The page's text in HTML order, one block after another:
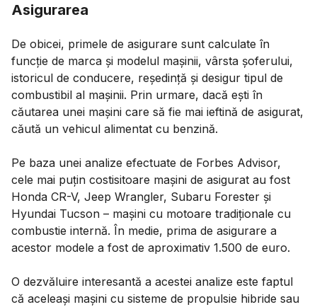
Asigurarea
De obicei, primele de asigurare sunt calculate în
funcție de marca și modelul mașinii, vârsta șoferului,
istoricul de conducere, reședință și desigur tipul de
combustibil al mașinii. Prin urmare, dacă ești în
căutarea unei mașini care să fie mai ieftină de asigurat,
căută un vehicul alimentat cu benzină.
Pe baza unei analize efectuate de Forbes Advisor,
cele mai puțin costisitoare mașini de asigurat au fost
Honda CR-V, Jeep Wrangler, Subaru Forester și
Hyundai Tucson – mașini cu motoare tradiționale cu
combustie internă. În medie, prima de asigurare a
acestor modele a fost de aproximativ 1.500 de euro.
O dezvăluire interesantă a acestei analize este faptul
că aceleași mașini cu sisteme de propulsie hibride sau